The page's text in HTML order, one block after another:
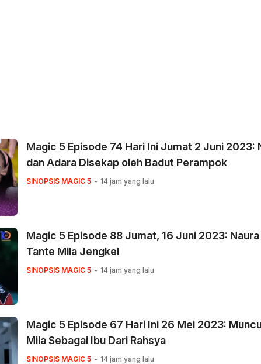
Magic 5 Episode 74 Hari Ini Jumat 2 Juni 2023:
dan Adara Disekap oleh Badut Perampok
SINOPSIS MAGIC 5 14 jam yang lalu
Magic 5 Episode 88 Jumat, 16 Juni 2023: Naura
Tante Mila Jengkel
SINOPSIS MAGIC 5 14 jam yang lalu
Magic 5 Episode 67 Hari Ini 26 Mei 2023:
Mila Sebagai Ibu Dari Rahsya
SINOPSIS MAGIC 5 14 jam yang lalu